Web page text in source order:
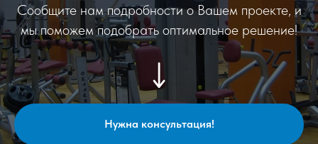
Сообщите нам подробности о Вашем проекте, и
мы поможем подобрать оптимальное решение!
Нужна консультация!